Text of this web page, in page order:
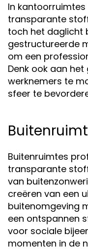
In kantoorruimtes
transparante
toch het daglicht
gestructureerde
om een
Denk ook aan
werknemers te
sfeer te
Buitenruimtes
transparante
van
creëren van een
buitenomgeving
een ontspannen
voor sociale
momenten in de